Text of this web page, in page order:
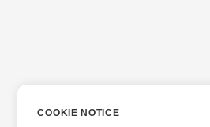
COOKIE NOTICE